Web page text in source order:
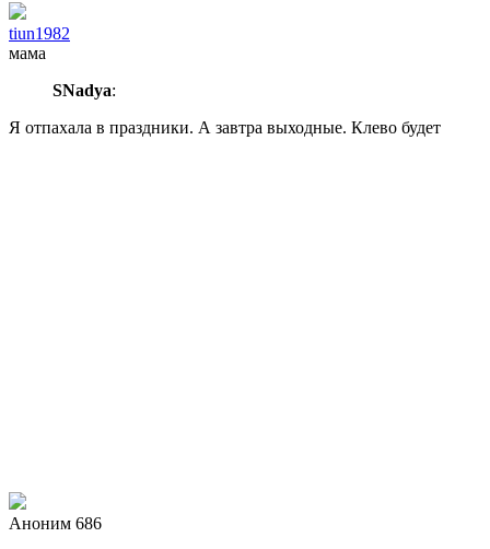
tiun1982
мама
SNadya:
Я отпахала в праздники. А завтра выходные. Клево будет
Аноним 686